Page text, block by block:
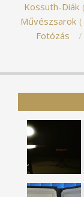
Kossuth-Diák
Művészsarok
Fotózás